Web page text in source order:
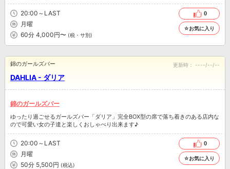
20:00～LAST
月曜
60分 4,000円〜 (税・サ別)
0
☆お気に入り
DAHLIA - ダリア
錦のガールズバー 更新時： ----/--/--
錦のガールズバー
ゆったり過ごせるガールズバー「ダリア」完全BOX型の席で落ち着きのある店内な
ので可愛い女の子達と楽しくおしゃべり出来ます♪
20:00～LAST
月曜
50分 5,500円 (税込)
0
☆お気に入り